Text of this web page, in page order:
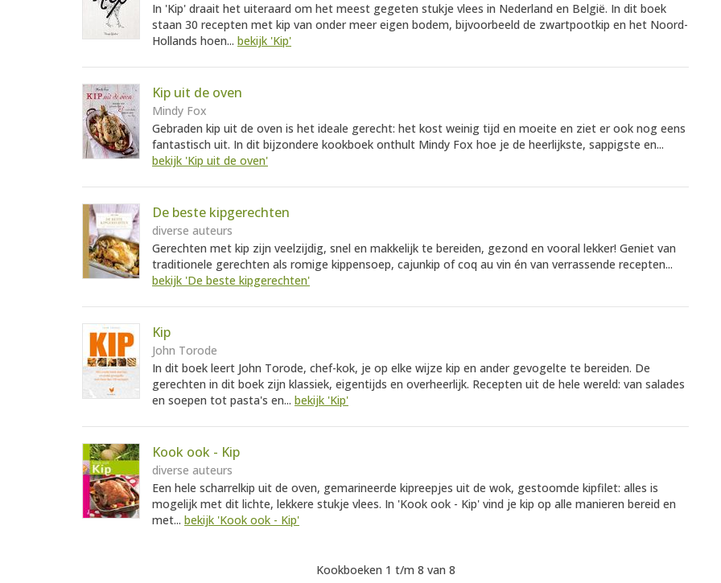
In 'Kip' draait het uiteraard om het meest gegeten stukje vlees in Nederland en België. In dit boek
staan 30 recepten met kip van onder meer eigen bodem, bijvoorbeeld de zwartpootkip en het Noord-
Hollands hoen... bekijk 'Kip'
Kip uit de oven
Mindy Fox
Gebraden kip uit de oven is het ideale gerecht: het kost weinig tijd en moeite en ziet er ook nog eens
fantastisch uit. In dit bijzondere kookboek onthult Mindy Fox hoe je de heerlijkste, sappigste en...
bekijk 'Kip uit de oven'
De beste kipgerechten
diverse auteurs
Gerechten met kip zijn veelzijdig, snel en makkelijk te bereiden, gezond en vooral lekker! Geniet van
traditionele gerechten als romige kippensoep, cajunkip of coq au vin én van verrassende recepten...
bekijk 'De beste kipgerechten'
Kip
John Torode
In dit boek leert John Torode, chef-kok, je op elke wijze kip en ander gevogelte te bereiden. De
gerechten in dit boek zijn klassiek, eigentijds en overheerlijk. Recepten uit de hele wereld: van salades
en soepen tot pasta's en... bekijk 'Kip'
Kook ook - Kip
diverse auteurs
Een hele scharrelkip uit de oven, gemarineerde kipreepjes uit de wok, gestoomde kipfilet: alles is
mogelijk met dit lichte, lekkere stukje vlees. In 'Kook ook - Kip' vind je kip op alle manieren bereid en
met... bekijk 'Kook ook - Kip'
Kookboeken 1 t/m 8 van 8